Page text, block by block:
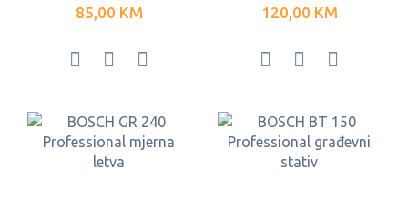
85,00 KM 120,00 KM